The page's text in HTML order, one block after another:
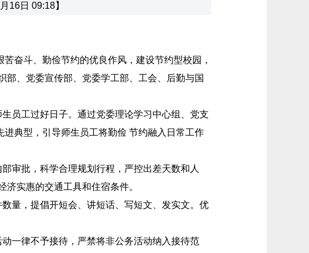
16日 09:18】
奋斗、勤俭节约的优良作风，建设节约型校园，
部、党委宣传部、党委学工部、工会、后勤与国
员工过好日子。通过党委理论学习中心组、党支
进典型，引导师生员工将勤俭 节约融入日常工作
审批，科学合理规划行程，严控出差天数和人
实惠的交通工具和住宿条件。
量，提倡开短会、讲短话、写短文、发实文。优
一律不予接待，严禁将非公务活动纳入接待范